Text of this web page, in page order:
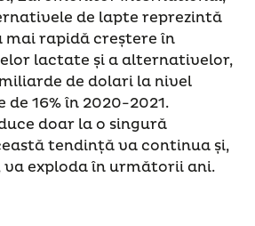
de lapte reprezintă
mai rapidă creștere în
lactate și a alternativelor,
de dolari la nivel
16% în 2020-2021.
doar la o singură
tendință va continua și,
exploda în următorii ani.